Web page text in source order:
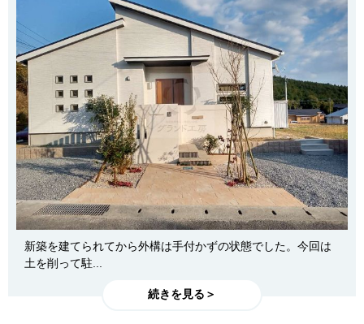
新築を建てられてから外構は手付かずの状態でした。今回は
土を削って駐...
続きを見る＞